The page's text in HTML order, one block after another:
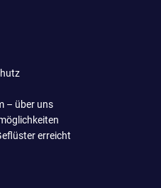
– über uns
erreicht